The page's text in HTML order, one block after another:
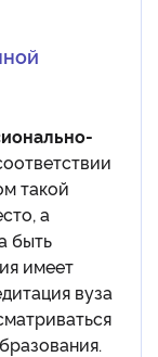
такой
а
быть
имеет
вуза